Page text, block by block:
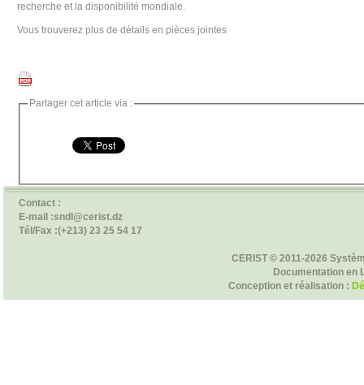
recherche et la disponibilité mondiale.
Vous trouverez plus de détails en pièces jointes
Partager cet article via :
Contact :
E-mail :sndl@cerist.dz
Tél/Fax :(+213) 23 25 54 17
CERIST © 2011-2026
Documentation en
Conception et réalisation :